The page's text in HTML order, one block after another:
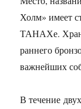
Холм» имеет
ТАНАХе.
раннего
важнейших
В течение